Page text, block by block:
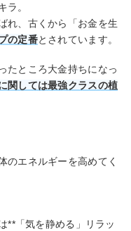
ラ。
れ、古くから「お金を生
の定番とされています。
たところ大金持ちになっ
関しては最強クラスの植
のエネルギーを高めてく
**「気を静める」リラッ